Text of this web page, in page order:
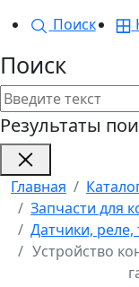
Поиск
Поиск
Результаты
Главная
Запчасти для
Датчики, реле,
Устройство